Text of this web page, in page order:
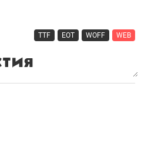
TTF EOT WOFF WEB